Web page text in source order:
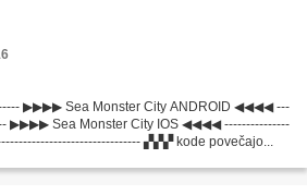
▶▶▶▶ Sea Monster City ANDROID ◀◀◀◀ ---
▶▶▶▶ Sea Monster City IOS ◀◀◀◀ ---------------
▞▞▞ kode povečajo...